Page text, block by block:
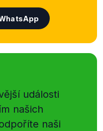
události
našich
naši